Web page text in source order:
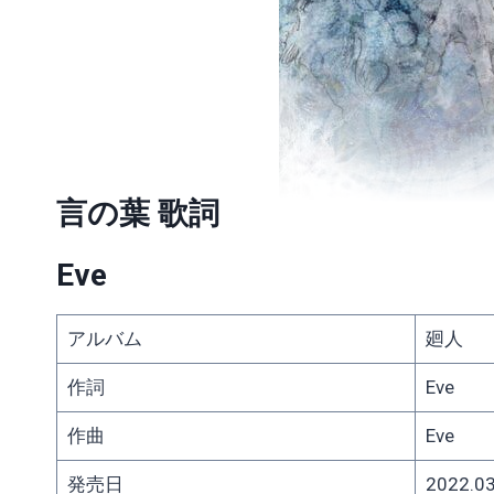
言の葉 歌詞
Eve
アルバム 廻人
作詞 Eve
作曲 Eve
発売日